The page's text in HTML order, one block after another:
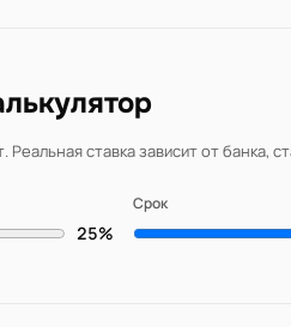
ставка зависит от банка,
25%
Срок